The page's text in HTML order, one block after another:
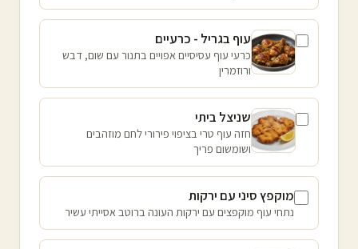
עוף בגריל - כרעיים
כרעי עוף עסיסיים אפויים בתנור עם שום, דבש
ורוזמרין
שניצל ביתי
חזה עוף טרי בציפוי פירורי לחם מוזהבים
ושומשום פריך
מוקפץ סיני עם ירקות
נתחי עוף מוקפצים עם ירקות העונה ברוטב אסייתי עשיר